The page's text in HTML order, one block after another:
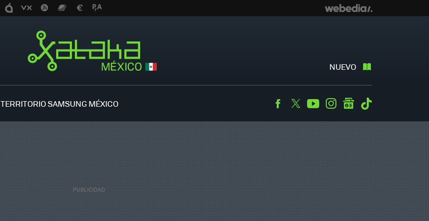
NUEVO
TERRITORIO SAMSUNG MÉXICO Facebook
TwitterYoutubeInstagramgooglenews